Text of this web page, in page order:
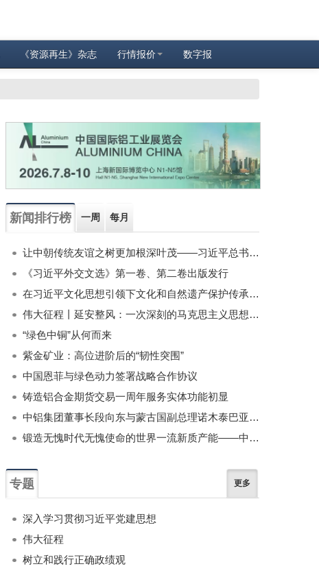
《资源再生》杂志 行情报价 数字报
新闻排行榜 一周 每月
让中朝传统友谊之树更加根深叶茂——习近平总书记对朝鲜进行国事访问纪实
《习近平外交文选》第一卷、第二卷出版发行
在习近平文化思想引领下文化和自然遗产保护传承利用工作开创新局面
伟大征程丨延安整风：一次深刻的马克思主义思想教育运动
“绿色中铜”从何而来
紫金矿业：高位进阶后的“韧性突围”
中国恩菲与绿色动力签署战略合作协议
铸造铝合金期货交易一周年服务实体功能初显
中铝集团董事长段向东与蒙古国副总理诺木泰巴亚尔举行会谈
锻造无愧时代无愧使命的世界一流新质产能——中国有色金属工业的战略应对与破局之道（二）
专题 更多
深入学习贯彻习近平党建思想
伟大征程
树立和践行正确政绩观